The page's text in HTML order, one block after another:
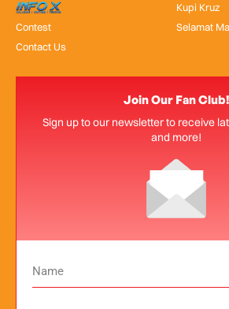
InfoX
Contest
Contact Us
Kupi Kruz
Selamat
Join Our Fan Club!
Sign up to our newsletter to receive
and more!